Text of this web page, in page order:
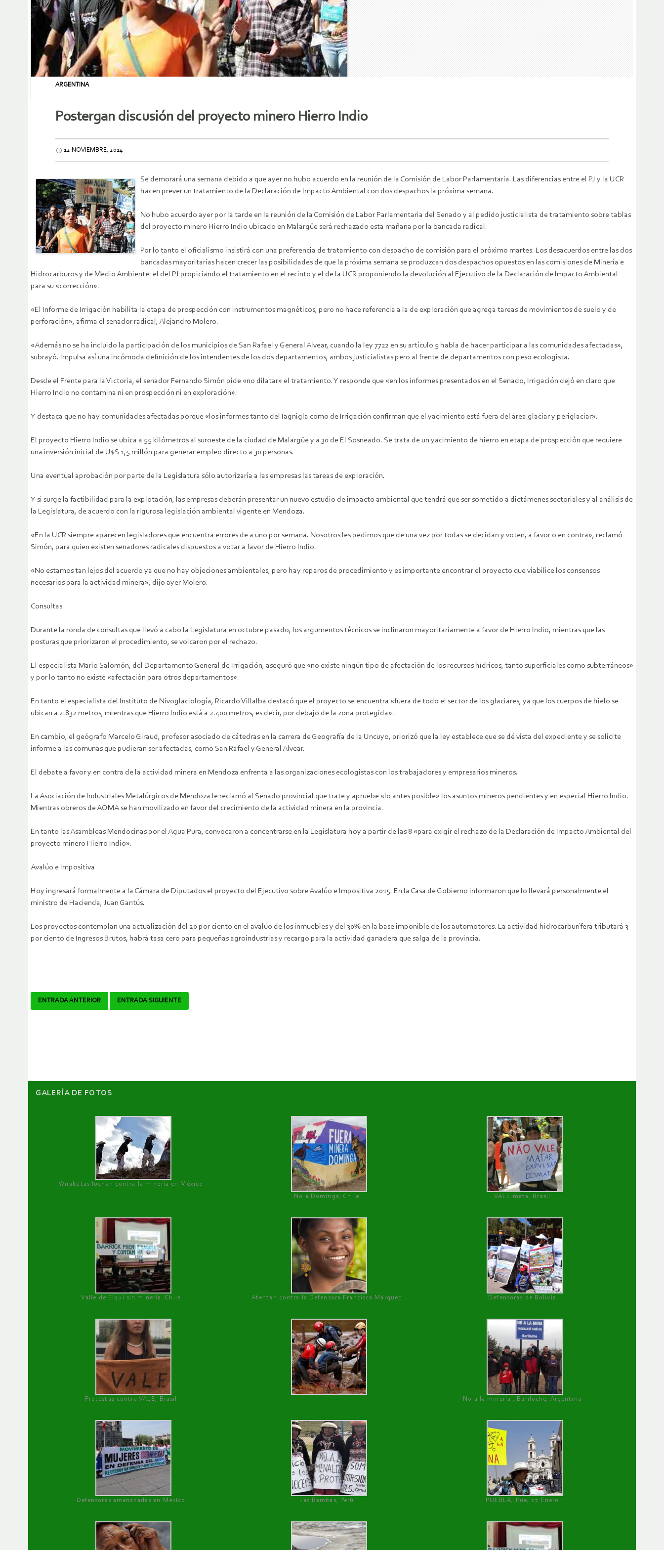
ARGENTINA
Postergan discusión del proyecto minero Hierro Indio
12 NOVIEMBRE, 2014
Se demorará una semana debido a que ayer no hubo acuerdo en la reunión de la Comisión de Labor Parlamentaria. Las diferencias entre el PJ y la UCR
hacen prever un tratamiento de la Declaración de Impacto Ambiental con dos despachos la próxima semana.
No hubo acuerdo ayer por la tarde en la reunión de la Comisión de Labor Parlamentaria del Senado y al pedido justicialista de tratamiento sobre tablas
del proyecto minero Hierro Indio ubicado en Malargüe será rechazado esta mañana por la bancada radical.
Por lo tanto el oficialismo insistirá con una preferencia de tratamiento con despacho de comisión para el próximo martes. Los desacuerdos entre las dos
bancadas mayoritarias hacen crecer las posibilidades de que la próxima semana se produzcan dos despachos opuestos en las comisiones de Minería e
Hidrocarburos y de Medio Ambiente: el del PJ propiciando el tratamiento en el recinto y el de la UCR proponiendo la devolución al Ejecutivo de la Declaración de Impacto Ambiental
para su «corrección».
«El Informe de Irrigación habilita la etapa de prospección con instrumentos magnéticos, pero no hace referencia a la de exploración que agrega tareas de movimientos de suelo y de
perforación», afirma el senador radical, Alejandro Molero.
«Además no se ha incluido la participación de los municipios de San Rafael y General Alvear, cuando la ley 7722 en su artículo 5 habla de hacer participar a las comunidades afectadas»,
subrayó. Impulsa así una incómoda definición de los intendentes de los dos departamentos, ambos justicialistas pero al frente de departamentos con peso ecologista.
Desde el Frente para la Victoria, el senador Fernando Simón pide «no dilatar» el tratamiento. Y responde que «en los informes presentados en el Senado, Irrigación dejó en claro que
Hierro Indio no contamina ni en prospección ni en exploración».
Y destaca que no hay comunidades afectadas porque «los informes tanto del Iagnigla como de Irrigación confirman que el yacimiento está fuera del área glaciar y periglaciar».
El proyecto Hierro Indio se ubica a 55 kilómetros al suroeste de la ciudad de Malargüe y a 30 de El Sosneado. Se trata de un yacimiento de hierro en etapa de prospección que requiere
una inversión inicial de U$S 1,5 millón para generar empleo directo a 30 personas.
Una eventual aprobación por parte de la Legislatura sólo autorizaría a las empresas las tareas de exploración.
Y si surge la factibilidad para la explotación, las empresas deberán presentar un nuevo estudio de impacto ambiental que tendrá que ser sometido a dictámenes sectoriales y al análisis de
la Legislatura, de acuerdo con la rigurosa legislación ambiental vigente en Mendoza.
«En la UCR siempre aparecen legisladores que encuentra errores de a uno por semana. Nosotros les pedimos que de una vez por todas se decidan y voten, a favor o en contra», reclamó
Simón, para quien existen senadores radicales dispuestos a votar a favor de Hierro Indio.
«No estamos tan lejos del acuerdo ya que no hay objeciones ambientales, pero hay reparos de procedimiento y es importante encontrar el proyecto que viabilice los consensos
necesarios para la actividad minera», dijo ayer Molero.
Consultas
Durante la ronda de consultas que llevó a cabo la Legislatura en octubre pasado, los argumentos técnicos se inclinaron mayoritariamente a favor de Hierro Indio, mientras que las
posturas que priorizaron el procedimiento, se volcaron por el rechazo.
El especialista Mario Salomón, del Departamento General de Irrigación, aseguró que «no existe ningún tipo de afectación de los recursos hídricos, tanto superficiales como subterráneos»
y por lo tanto no existe «afectación para otros departamentos».
En tanto el especialista del Instituto de Nivoglaciología, Ricardo Villalba destacó que el proyecto se encuentra «fuera de todo el sector de los glaciares, ya que los cuerpos de hielo se
ubican a 2.832 metros, mientras que Hierro Indio está a 2.400 metros, es decir, por debajo de la zona protegida».
En cambio, el geógrafo Marcelo Giraud, profesor asociado de cátedras en la carrera de Geografía de la Uncuyo, priorizó que la ley establece que se dé vista del expediente y se solicite
informe a las comunas que pudieran ser afectadas, como San Rafael y General Alvear.
El debate a favor y en contra de la actividad minera en Mendoza enfrenta a las organizaciones ecologistas con los trabajadores y empresarios mineros.
La Asociación de Industriales Metalúrgicos de Mendoza le reclamó al Senado provincial que trate y apruebe «lo antes posible» los asuntos mineros pendientes y en especial Hierro Indio.
Mientras obreros de AOMA se han movilizado en favor del crecimiento de la actividad minera en la provincia.
En tanto las Asambleas Mendocinas por el Agua Pura, convocaron a concentrarse en la Legislatura hoy a partir de las 8 «para exigir el rechazo de la Declaración de Impacto Ambiental del
proyecto minero Hierro Indio».
Avalúo e Impositiva
Hoy ingresará formalmente a la Cámara de Diputados el proyecto del Ejecutivo sobre Avalúo e Impositiva 2015. En la Casa de Gobierno informaron que lo llevará personalmente el
ministro de Hacienda, Juan Gantús.
Los proyectos contemplan una actualización del 20 por ciento en el avalúo de los inmuebles y del 30% en la base imponible de los automotores. La actividad hidrocarburífera tributará 3
por ciento de Ingresos Brutos, habrá tasa cero para pequeñas agroindustrias y recargo para la actividad ganadera que salga de la provincia.
Navegador
ENTRADA ANTERIOR ENTRADA SIGUIENTE
GALERÌA DE FOTOS
Wirakutas luchan contra la minería en México
No a Dominga, Chile
VALE mata, Brasil
Valle de Elqui sin minería. Chile Atentan contra la Defensora Francisca Márquez Defensoras de Bolivia
Protestas contra VALE, Brasil No a la minería , Bariloche, Argentina
Defensoras amenazadas en México Las Bambas, Perú PUEBLA, Pue, 27 Enero